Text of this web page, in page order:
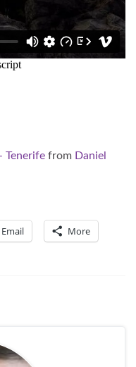
TenerifefromDaniel
Email More